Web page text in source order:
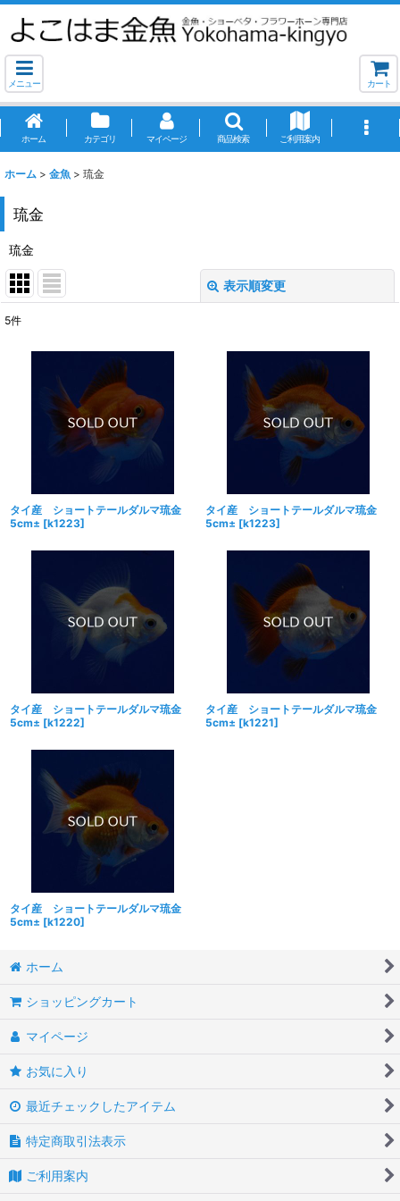
メニュー カート
ホーム カテゴリ マイページ 商品検索 ご利用案内
ホーム > 金魚 > 琉金
琉金
琉金
表示順変更
5件
タイ産 ショートテールダルマ琉金
5cm± [k1223]
タイ産 ショートテールダルマ琉金
5cm± [k1223]
タイ産 ショートテールダルマ琉金
5cm± [k1222]
タイ産 ショートテールダルマ琉金
5cm± [k1221]
タイ産 ショートテールダルマ琉金
5cm± [k1220]
ホーム
ショッピングカート
マイページ
お気に入り
最近チェックしたアイテム
特定商取引法表示
ご利用案内